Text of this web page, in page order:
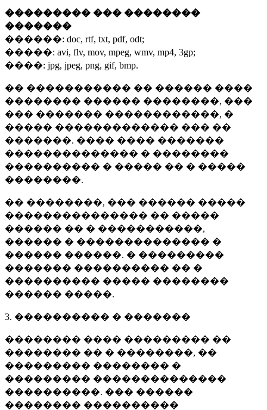
��������� ��� ��������
�������
������: doc, rtf, txt, pdf, odt;
�����: avi, flv, mov, mpeg, wmv, mp4, 3gp;
����: jpg, jpeg, png, gif, bmp.
�� ����������� �� ������ ����
�������� ������ ��������, ���
��� ������� ������������, �
����� ������������� ��� ��
�������. ���� ���� �������
�������������� � ��������
���������� � ����� �� � �����
��������.
�� ��������, ��� ������ �����
��������������� �� �����
������ �� � �����������,
������ � �������������� �
������ ������. � ���������
������� ���������� �� �
���������� ����� ��������
������ �����.
3. ���������� � �������
�������� ���� ��������� ��
�������� �� � ��������, ��
��������� �������� �
��������� ��������������
����������. ��� ������
�������� ����������